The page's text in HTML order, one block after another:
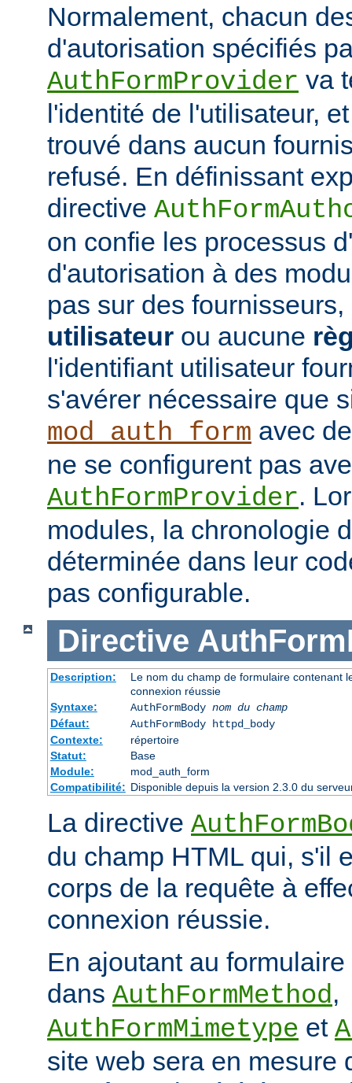
Normalement, chacun
d'autorisation spécifiés
AuthFormProvider va
l'identité de l'utilisateur,
trouvé dans aucun
refusé. En définissant
directive
on confie les processus
d'autorisation à des
pas sur des
utilisateur ou aucune
l'identifiant utilisateur
s'avérer nécessaire que
mod_auth_form avec
ne se configurent pas
AuthFormProvider.
modules, la chronologie
déterminée dans leur
pas configurable.
Directive
Description:
Le nom du champ de formulaire contenant
connexion réussie
Syntaxe:
AuthFormBody nom du champ
Défaut:
AuthFormBody httpd_body
Contexte:
répertoire
Statut:
Base
Module:
mod_auth_form
Compatibilité: Disponible depuis la version 2.3.0 du
La directive
du champ HTML qui, s'il
corps de la requête à
connexion réussie.
En ajoutant au
dans AuthFormMethod,
AuthFormMimetype et
site web sera en mesure